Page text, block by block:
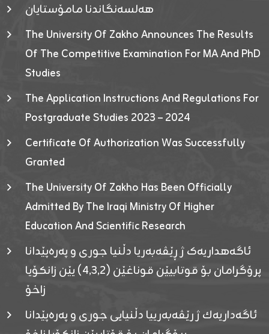
هەلسەنگاندنا مامۆستایان
The University Of Zakho Announces The Results
Of The Competitive Examination For MA And PhD
Studies
The Application Instructions And Regulations For
Postgraduate Studies 2023 – 2024
Certificate Of Authorization Was Successfully
Granted
The University Of Zakho Has Been Officially
Admitted By The Iraqi Ministry Of Higher
Education And Scientific Research
ئاگەهداریەک ژ ڕێڤەبەریا دڵنیا جوری و پەرەپێدانا
پرۆگرامان بۆ قوتابیێن قوناغێن (٤٫٣٫٢) یێن زانکۆیا
زاخۆ
ئاگەداریەك ژ رێڤەبەرییا دڵنیایی جوری و پەرەپێدانا